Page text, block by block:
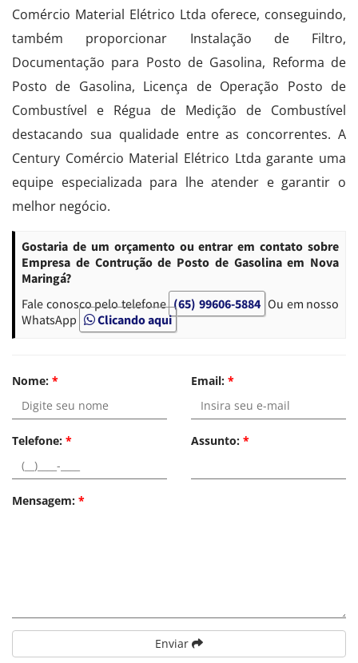
Comércio Material Elétrico Ltda oferece, conseguindo,
também proporcionar Instalação de Filtro,
Documentação para Posto de Gasolina, Reforma de
Posto de Gasolina, Licença de Operação Posto de
Combustível e Régua de Medição de Combustível
destacando sua qualidade entre as concorrentes. A
Century Comércio Material Elétrico Ltda garante uma
equipe especializada para lhe atender e garantir o
melhor negócio.
Gostaria de um orçamento ou entrar em contato sobre
Empresa de Contrução de Posto de Gasolina em Nova
Maringá?
Fale conosco pelo telefone (65) 99606-5884 Ou em nosso
WhatsApp
Clicando aqui
Nome: * Email: *
Telefone: * Assunto: *
Mensagem: *
Enviar